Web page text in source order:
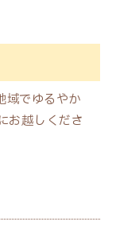
域でゆるやか
お越しくださ